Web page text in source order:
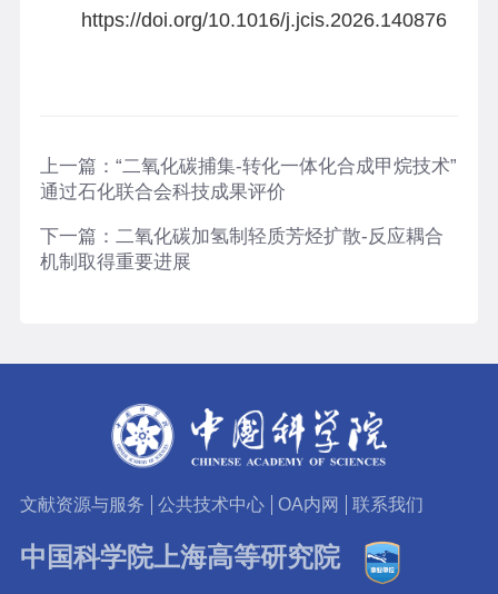
https://doi.org/10.1016/j.jcis.2026.140876
上一篇： “二氧化碳捕集-转化一体化合成甲烷技术”
通过石化联合会科技成果评价
下一篇： 二氧化碳加氢制轻质芳烃扩散-反应耦合
机制取得重要进展
文献资源与服务 公共技术中心 OA内网 联系我们
中国科学院上海高等研究院